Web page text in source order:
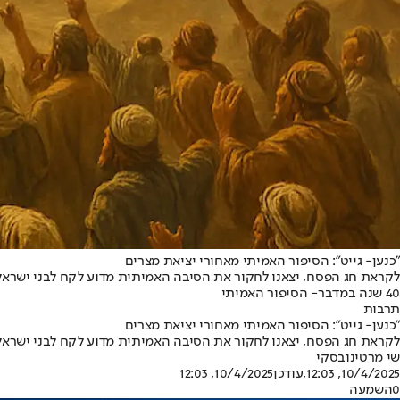
"כנען- גייט": הסיפור האמיתי מאחורי יציאת מצרים
לקראת חג הפסח, יצאנו לחקור את הסיבה האמיתית מדוע לקח לבני ישראל 40 שנה במדבר, ואיך זה קשור לעונש של
40 שנה במדבר- הסיפור האמיתי
תרבות
"כנען- גייט": הסיפור האמיתי מאחורי יציאת מצרים
לקראת חג הפסח, יצאנו לחקור את הסיבה האמיתית מדוע לקח לבני ישראל 40 שנה במדבר, ואיך זה קשור לעונש של
שי מרטינובסקי
10/4/2025, 12:03
,עודכן10/4/2025, 12:03
0השמעה